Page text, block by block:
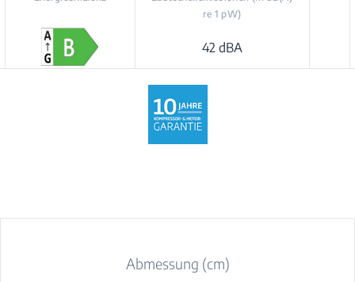
re 1 pW)
42 dBA
Abmessung (cm)